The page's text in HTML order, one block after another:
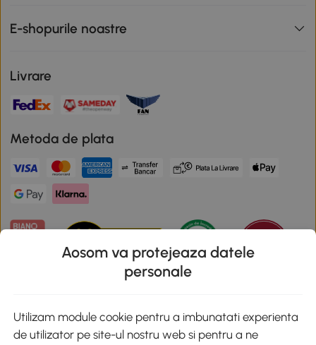
E-shopurile noastre
Livrare
Metoda de plata
Descarca aplicatia Aosom
Aosom va protejeaza datele
personale
Utilizam module cookie pentru a imbunatati experienta
de utilizator pe site-ul nostru web si pentru a ne